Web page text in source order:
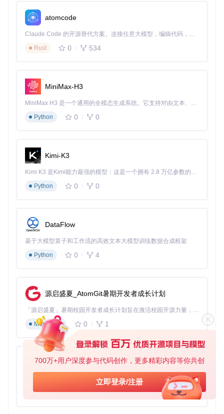
700万+用户深度参与代码创作，更多精彩内容等你共创
立即登录/注册
化"的三级处理流水线。形象地说，这就像给传统OCR装上
了"智能眼镜"和"处理工厂"：前者通过自动倾斜校正、模糊修
复等算法提升图片质量，后者则通过多线程并行处理实现效率
飞跃。
具体而言，Umi-OCR实现了四项关键突破：完全离线运行确
本需要2小时的100张图片处理任务，现在仅需10分钟即可完
成，且识别准确率保持在98.7%的专业水平。
价值验证：从功能到场景的效率革命
群体的核心需求：
截图OCR：即时文字提取的效率神器
对于需要快速摘录屏幕内容的用户，Umi-OCR的截图OCR功
程序员小王在学习教程时，只需按下F4快捷键框选代码截图，
0.8秒后即可获得可编辑的代码文本，避免了手动输入可能导
致的语法错误。
面对数百张扫描图片的文字提取需求，Umi-OCR的批量处理
功能展现出强大优势。用户可通过拖拽方式导入整个文件夹，
设置识别语言与输出格式后一键启动任务。系统会自动按原目
录结构保存结果，支持TXT、JSONL等多种格式，并提供任务
完成后自动休眠的节能选项。某高校实验室使用该功能处理学
术会议论文集，将原本3天的工作量压缩至2小时，效率提升近
400%。
多语言支持：跨国协作的语言桥梁
Umi-OCR内置10余种界面语言与识别模型，用户可在全局设
置中实时切换，无需重启程序。全界面本地化设计确保菜单、
atomcode
Claude Code 的开源替代方案。连接任意大模型，编辑代码，运行命令，自动验证 — 全自动执行。用 Rust 构建，极致性能。 ｜ An open-source alternative to Claude Code. Connect any LLM, edit code, run commands, and verify changes — autonomously. Built in Rust for speed. Get Started
Rust
0 534
MiniMax-H3
MiniMax H3 是一个通用的全模态生成系统。它支持对由文本、图像、视频和音频组成的多模态上下文进行统一理解，并能生成分辨率高达 2K、时长可达 15 秒的带原生立体声音频的视频。得益于面向任务泛化的系统设计，H3 在预训练阶段就已具备广泛的多模态上下文理解与生成能力，能够出色地执行复杂的多模态指令。
Python
0 0
Kimi-K3
Kimi K3 是Kimi能力最强的模型：这是一个拥有 2.8 万亿参数的混合专家（MoE）模型，具备原生视觉理解能力，并支持 100 万 token 的上下文窗口。
Python
0 0
DataFlow
基于大模型算子和工作流的高效文本大模型训练数据合成框架
Python
0 4
源启盛夏_AtomGit暑期开发者成长计划
「源启盛夏」暑期校园开发者成长计划旨在激活校园开源力量，通过积分激励、认证扶持、资源倾斜等形式，引导高校组织和开发者完成「入驻 — 建项目 — 做贡献 — 获认证 — 得资源」的完整闭环。无论你是想带领社团入驻平台的组织者，还是希望用代码贡献证明自己的开发者，都能在这里找到属于你的成长路径。
Markdown
0 1
py-xiaozhi
基于Python的Xiaozhi AI，适用于想要完整Xiaozhi体验而无需拥有专用硬件的用户。
Python
0 1